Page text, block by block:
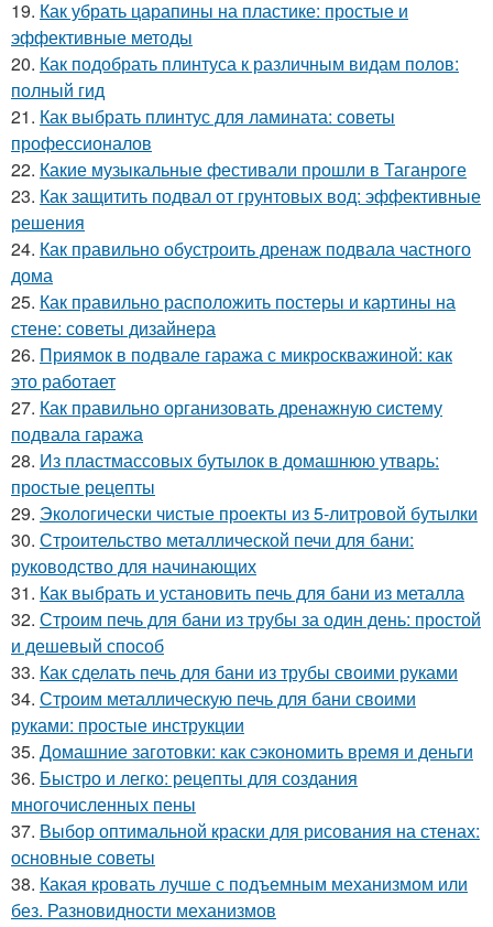
19. Как убрать царапины на пластике: простые и
эффективные методы
20. Как подобрать плинтуса к различным видам полов:
полный гид
21. Как выбрать плинтус для ламината: советы
профессионалов
22. Какие музыкальные фестивали прошли в Таганроге
23. Как защитить подвал от грунтовых вод: эффективные
решения
24. Как правильно обустроить дренаж подвала частного
дома
25. Как правильно расположить постеры и картины на
стене: советы дизайнера
26. Приямок в подвале гаража с микроскважиной: как
это работает
27. Как правильно организовать дренажную систему
подвала гаража
28. Из пластмассовых бутылок в домашнюю утварь:
простые рецепты
29. Экологически чистые проекты из 5-литровой бутылки
30. Строительство металлической печи для бани:
руководство для начинающих
31. Как выбрать и установить печь для бани из металла
32. Строим печь для бани из трубы за один день: простой
и дешевый способ
33. Как сделать печь для бани из трубы своими руками
34. Строим металлическую печь для бани своими
руками: простые инструкции
35. Домашние заготовки: как сэкономить время и деньги
36. Быстро и легко: рецепты для создания
многочисленных пены
37. Выбор оптимальной краски для рисования на стенах:
основные советы
38. Какая кровать лучше с подъемным механизмом или
без. Разновидности механизмов